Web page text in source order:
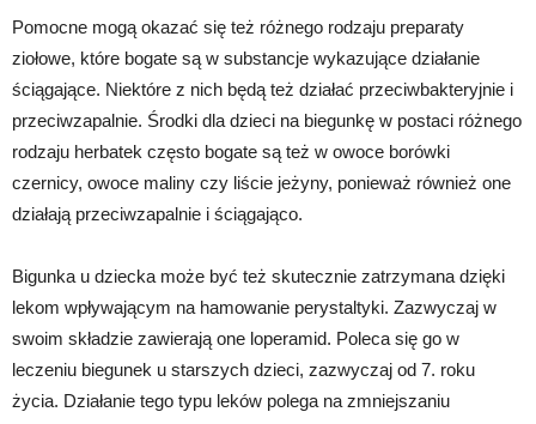
Pomocne mogą okazać się też różnego rodzaju preparaty
ziołowe, które bogate są w substancje wykazujące działanie
ściągające. Niektóre z nich będą też działać przeciwbakteryjnie i
przeciwzapalnie. Środki dla dzieci na biegunkę w postaci różnego
rodzaju herbatek często bogate są też w owoce borówki
czernicy, owoce maliny czy liście jeżyny, ponieważ również one
działają przeciwzapalnie i ściągająco.
Bigunka u dziecka może być też skutecznie zatrzymana dzięki
lekom wpływającym na hamowanie perystaltyki. Zazwyczaj w
swoim składzie zawierają one loperamid. Poleca się go w
leczeniu biegunek u starszych dzieci, zazwyczaj od 7. roku
życia. Działanie tego typu leków polega na zmniejszaniu